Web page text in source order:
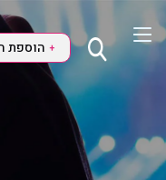
+ הוספת